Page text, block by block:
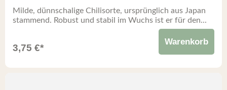
Milde, dünnschalige Chilisorte, ursprünglich aus Japan
stammend. Robust und stabil im Wuchs ist er für den...
3,75 €*
Warenkorb